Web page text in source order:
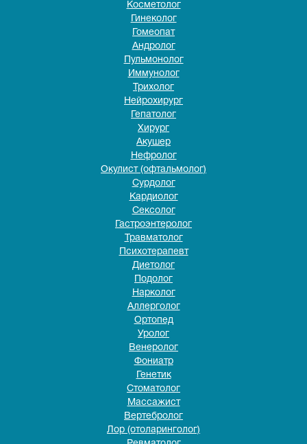
Косметолог
Гинеколог
Гомеопат
Андролог
Пульмонолог
Иммунолог
Трихолог
Нейрохирург
Гепатолог
Хирург
Акушер
Нефролог
Окулист (офтальмолог)
Сурдолог
Кардиолог
Сексолог
Гастроэнтеролог
Травматолог
Психотерапевт
Диетолог
Подолог
Нарколог
Аллерголог
Ортопед
Уролог
Венеролог
Фониатр
Генетик
Стоматолог
Массажист
Вертебролог
Лор (отоларинголог)